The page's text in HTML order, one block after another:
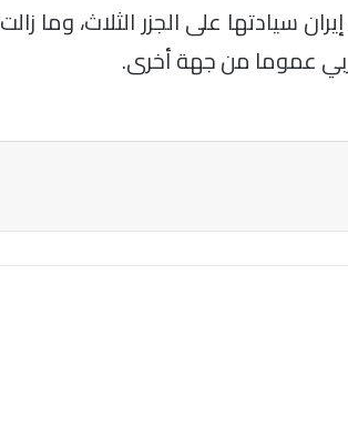
سيادتها على الجزر الثلاث، وما زالت
عموما من جهة أخرى.